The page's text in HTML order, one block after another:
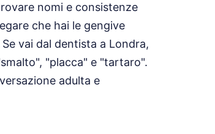
nomi e consistenze
che hai le gengive
vai dal dentista a Londra,
"placca" e "tartaro".
adulta e